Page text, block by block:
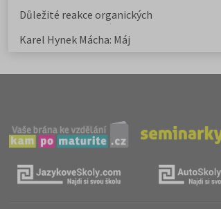
Důležité reakce organických
sloučenin a jejich význam
Karel Hynek Mácha: Máj